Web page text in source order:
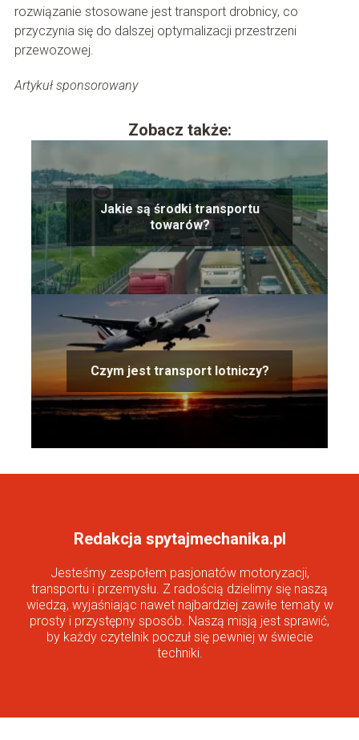
rozwiązanie stosowane jest transport drobnicy, co
przyczynia się do dalszej optymalizacji przestrzeni
przewozowej.
Artykuł sponsorowany
Zobacz także:
Jakie są środki transportu
towarów?
Czym jest transport lotniczy?
Redakcja spytajmechanika.pl
Jesteśmy zespołem pasjonatów motoryzacji,
transportu i przemysłu. Z radością dzielimy się naszą
wiedzą, wyjaśniając nawet najbardziej zawiłe tematy w
prosty i przystępny sposób. Naszą misją jest sprawić,
by każdy czytelnik poczuł się pewniej w świecie
techniki.